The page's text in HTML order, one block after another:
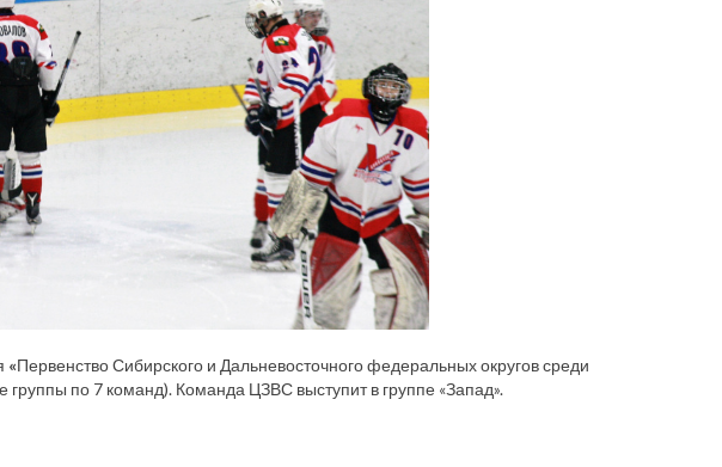
«Первенство Сибирского и Дальневосточного федеральных округов среди
группы по 7 команд). Команда ЦЗВС выступит в группе «Запад».